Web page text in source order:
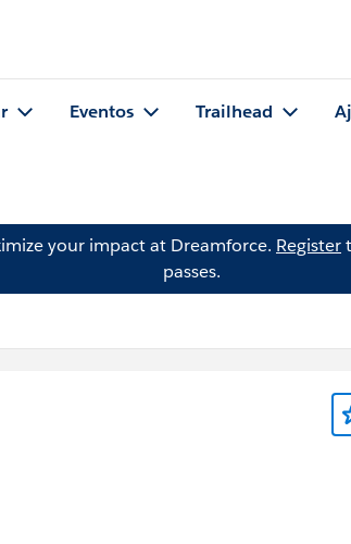
Eventos Trailhead
your impact at Dreamforce. Register
passes.